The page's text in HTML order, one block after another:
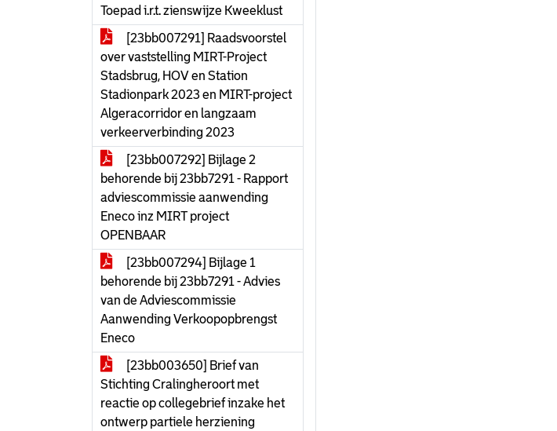
Toepad i.r.t. zienswijze Kweeklust
[23bb007291] Raadsvoorstel
over vaststelling MIRT-Project
Stadsbrug, HOV en Station
Stadionpark 2023 en MIRT-project
Algeracorridor en langzaam
verkeerverbinding 2023
[23bb007292] Bijlage 2
behorende bij 23bb7291 - Rapport
adviescommissie aanwending
Eneco inz MIRT project
OPENBAAR
[23bb007294] Bijlage 1
behorende bij 23bb7291 - Advies
van de Adviescommissie
Aanwending Verkoopopbrengst
Eneco
[23bb003650] Brief van
Stichting Cralingheroort met
reactie op collegebrief inzake het
ontwerp partiele herziening